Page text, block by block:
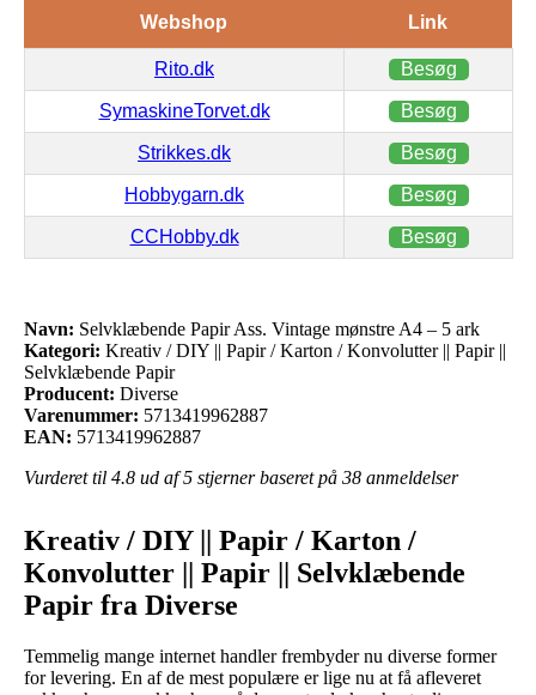
Webshop Link
Rito.dk Besøg
SymaskineTorvet.dk Besøg
Strikkes.dk Besøg
Hobbygarn.dk Besøg
CCHobby.dk Besøg
Navn: Selvklæbende Papir Ass. Vintage mønstre A4 – 5 ark
Kategori: Kreativ / DIY || Papir / Karton / Konvolutter || Papir ||
Selvklæbende Papir
Producent: Diverse
Varenummer: 5713419962887
EAN: 5713419962887
Vurderet til 4.8 ud af 5 stjerner baseret på 38 anmeldelser
Kreativ / DIY || Papir / Karton /
Konvolutter || Papir || Selvklæbende
Papir fra Diverse
Temmelig mange internet handler frembyder nu diverse former
for levering. En af de mest populære er lige nu at få afleveret